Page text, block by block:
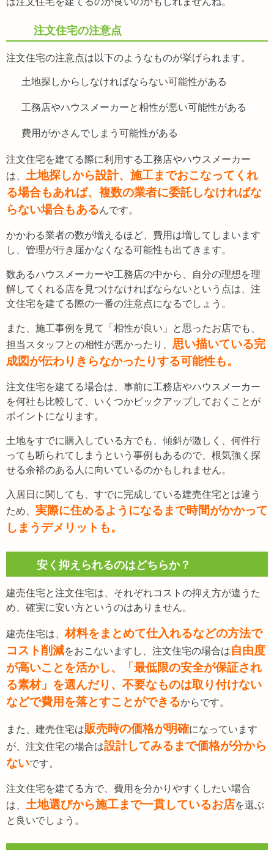
注文住宅の注意点
注文住宅の注意点は以下のようなものが挙げられます。
土地探しからしなければならない可能性がある
工務店やハウスメーカーと相性が悪い可能性がある
費用がかさんでしまう可能性がある
注文住宅を建てる際に利用する工務店やハウスメーカー
は、 土地探しから設計、施工までおこなってくれ
る場合もあれば、複数の業者に委託しなければな
らない場合もあるんです。
かかわる業者の数が増えるほど、費用は増してしまいます
し、管理が行き届かなくなる可能性も出てきます。
数あるハウスメーカーや工務店の中から、自分の理想を理
解してくれる店を見つけなければならないという点は、注
文住宅を建てる際の一番の注意点になるでしょう。
また、施工事例を見て「相性が良い」と思ったお店でも、
担当スタッフとの相性が悪かったり、 思い描いている完
成図が伝わりきらなかったりする可能性も。
注文住宅を建てる場合は、事前に工務店やハウスメーカー
を何社も比較して、いくつかピックアップしておくことが
ポイントになります。
土地をすでに購入している方でも、傾斜が激しく、何件行
っても断られてしまうという事例もあるので、根気強く探
せる余裕のある人に向いているのかもしれません。
入居日に関しても、すでに完成している建売住宅とは違う
ため、 実際に住めるようになるまで時間がかかって
しまうデメリットも。
安く抑えられるのはどちらか？
建売住宅と注文住宅は、それぞれコストの抑え方が違うた
め、確実に安い方というのはありません。
建売住宅は、材料をまとめて仕入れるなどの方法で
コスト削減をおこないますし、注文住宅の場合は自由度
が高いことを活かし、「最低限の安全が保証され
る素材」を選んだり、不要なものは取り付けない
などで費用を落とすことができるからです。
また、建売住宅は販売時の価格が明確になっています
が、注文住宅の場合は設計してみるまで価格が分から
ないです。
注文住宅を建てる方で、費用を分かりやすくしたい場合
は、 土地選びから施工まで一貫しているお店を選ぶ
と良いでしょう。